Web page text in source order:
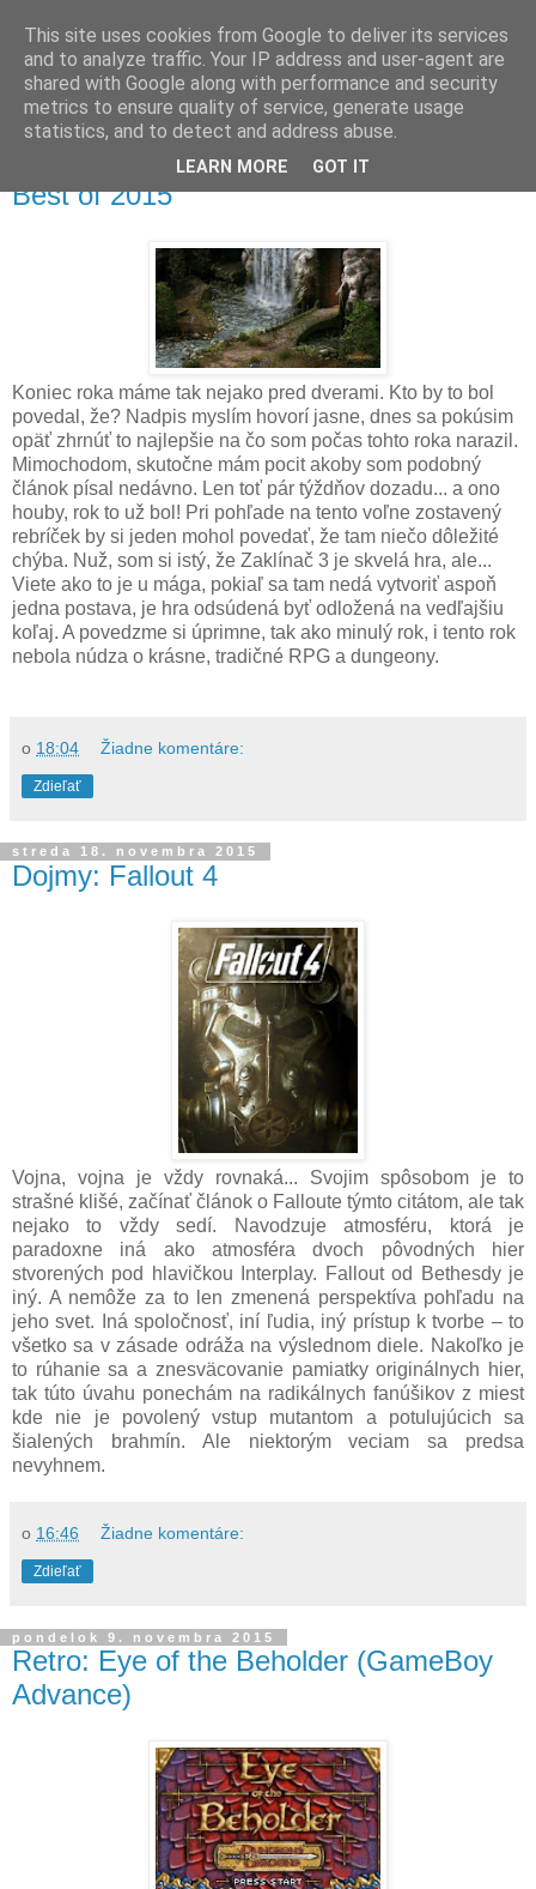
streda 9. decembra 2015
Best of 2015
Koniec roka máme tak nejako pred dverami. Kto by to bol
povedal, že? Nadpis myslím hovorí jasne, dnes sa pokúsim
opäť zhrnúť to najlepšie na čo som počas tohto roka narazil.
Mimochodom, skutočne mám pocit akoby som podobný
článok písal nedávno. Len toť pár týždňov dozadu... a ono
houby, rok to už bol! Pri pohľade na tento voľne zostavený
rebríček by si jeden mohol povedať, že tam niečo dôležité
chýba. Nuž, som si istý, že Zaklínač 3 je skvelá hra, ale...
Viete ako to je u mága, pokiaľ sa tam nedá vytvoriť aspoň
jedna postava, je hra odsúdená byť odložená na vedľajšiu
koľaj. A povedzme si úprimne, tak ako minulý rok, i tento rok
nebola núdza o krásne, tradičné RPG a dungeony.
o 18:04 Žiadne komentáre:
Zdieľať
streda 18. novembra 2015
Dojmy: Fallout 4
Vojna, vojna je vždy rovnaká... Svojim spôsobom je to
strašné klišé, začínať článok o Falloute týmto citátom, ale tak
nejako to vždy sedí. Navodzuje atmosféru, ktorá je
paradoxne iná ako atmosféra dvoch pôvodných hier
stvorených pod hlavičkou Interplay. Fallout od Bethesdy je
iný. A nemôže za to len zmenená perspektíva pohľadu na
jeho svet. Iná spoločnosť, iní ľudia, iný prístup k tvorbe – to
všetko sa v zásade odráža na výslednom diele. Nakoľko je
to rúhanie sa a znesväcovanie pamiatky originálnych hier,
tak túto úvahu ponechám na radikálnych fanúšikov z miest
kde nie je povolený vstup mutantom a potulujúcich sa
šialených brahmín. Ale niektorým veciam sa predsa
nevyhnem.
o 16:46 Žiadne komentáre:
Zdieľať
pondelok 9. novembra 2015
Retro: Eye of the Beholder (GameBoy
Advance)
This site uses cookies from Google to deliver its services
and to analyze traffic. Your IP address and user-agent are
shared with Google along with performance and security
metrics to ensure quality of service, generate usage
statistics, and to detect and address abuse.
LEARN MORE GOT IT